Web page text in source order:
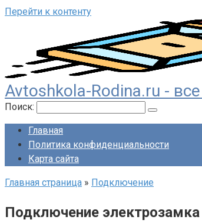
Перейти к контенту
Avtoshkola-Rodina.ru -
Поиск:
Главная
Политика конфиденциальности
Карта сайта
Главная страница » Подключение
Подключение